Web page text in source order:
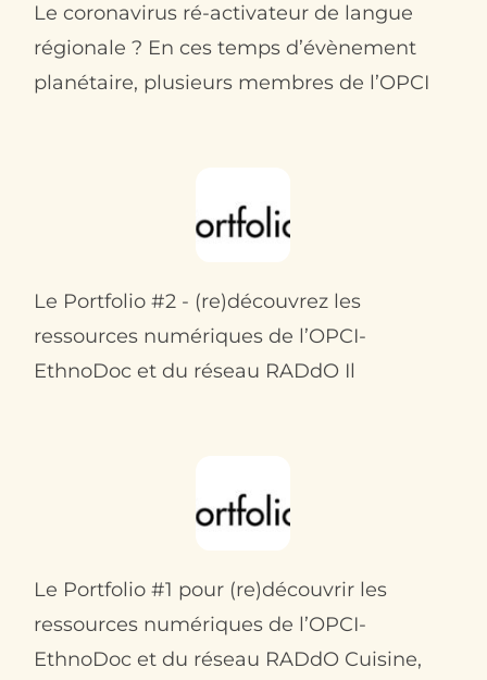
Le coronavirus ré-activateur de langue
régionale ? En ces temps d’évènement
planétaire, plusieurs membres de l’OPCI
Le Portfolio #2 - (re)découvrez les
ressources numériques de l’OPCI-
EthnoDoc et du réseau RADdO Il
Le Portfolio #1 pour (re)découvrir les
ressources numériques de l’OPCI-
EthnoDoc et du réseau RADdO Cuisine,